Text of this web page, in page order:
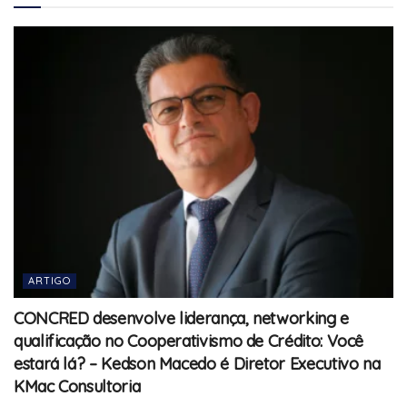
ARTIGO
CONCRED desenvolve liderança, networking e
qualificação no Cooperativismo de Crédito: Você
estará lá? – Kedson Macedo é Diretor Executivo na
KMac Consultoria